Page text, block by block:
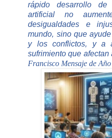
rápido desarrollo de
artificial no
desigualdades e
mundo, sino que
y los conflictos, y a
sufrimiento que afectan
Francisco Mensaje de